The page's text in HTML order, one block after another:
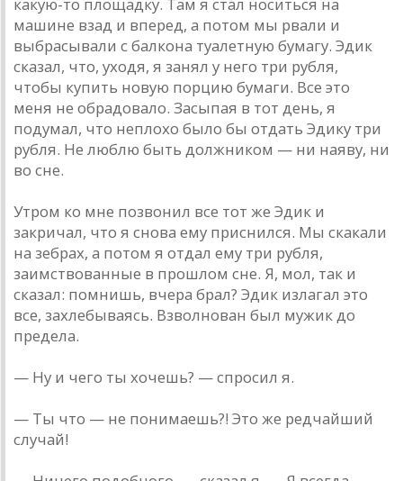
какую-то площадку. Там я стал носиться на
машине взад и вперед, а потом мы рвали и
выбрасывали с балкона туалетную бумагу. Эдик
сказал, что, уходя, я занял у него три рубля,
чтобы купить новую порцию бумаги. Все это
меня не обрадовало. Засыпая в тот день, я
подумал, что неплохо было бы отдать Эдику три
рубля. Не люблю быть должником — ни наяву, ни
во сне.
Утром ко мне позвонил все тот же Эдик и
закричал, что я снова ему приснился. Мы скакали
на зебрах, а потом я отдал ему три рубля,
заимствованные в прошлом сне. Я, мол, так и
сказал: помнишь, вчера брал? Эдик излагал это
все, захлебываясь. Взволнован был мужик до
предела.
— Ну и чего ты хочешь? — спросил я.
— Ты что — не понимаешь?! Это же редчайший
случай!